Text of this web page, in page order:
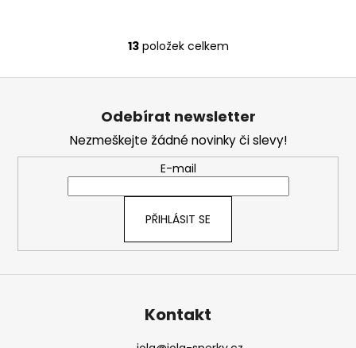
O
v
d
a
c
í
p
r
v
k
v
p
13položek celkem
Z
Odebírat newsletter
Nezmeškejte žádné novinky či slevy!
E-mail
PŘIHLÁSIT SE
Kontakt